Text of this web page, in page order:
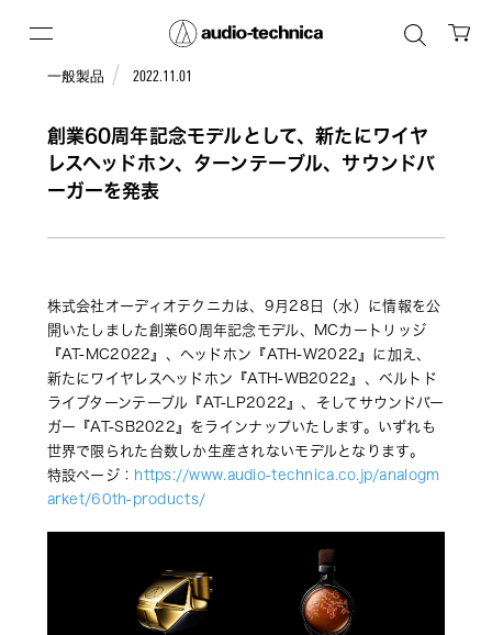
一般製品 2022.11.01
創業60周年記念モデルとして、新たにワイヤ
レスヘッドホン、ターンテーブル、サウンドバ
ーガーを発表
株式会社オーディオテクニカは、9月28日（水）に情報を公
開いたしました創業60周年記念モデル、MCカートリッジ
『AT-MC2022』、ヘッドホン『ATH-W2022』に加え、
新たにワイヤレスヘッドホン『ATH-WB2022』、ベルトド
ライブターンテーブル『AT-LP2022』、そしてサウンドバー
ガー『AT-SB2022』をラインナップいたします。いずれも
世界で限られた台数しか生産されないモデルとなります。
特設ページ： https://www.audio-technica.co.jp/analogm
arket/60th-products/